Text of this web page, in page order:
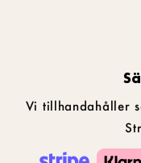
Vi tillhandahåller